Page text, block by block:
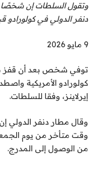
وتقول السلطات إن
دنفر الدولي في كولورادو
نُ
ر
ت
ف
9
م
ا
9 مايو 2026
توفي شخص بعد أن قفز
كولورادو الأمريكية
إيرلاينز، وفقا للسلطات.
وقال مطار دنفر الدولي
وقت متأخر من يوم
من الوصول إلى المدرج.